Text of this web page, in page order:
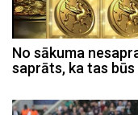
No sākuma
saprāts, ka tas